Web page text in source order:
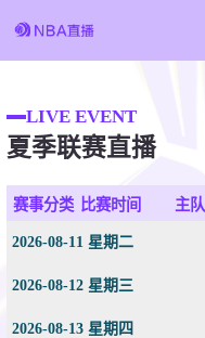
足球直播
篮球直播
LIVE EVENT
夏季联赛直播
赛事分类 比赛时间 主队
2026-08-11 星期二
2026-08-12 星期三
2026-08-13 星期四